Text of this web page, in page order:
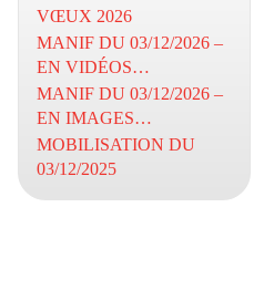
VŒUX 2026
MANIF DU 03/12/2026 –
EN VIDÉOS…
MANIF DU 03/12/2026 –
EN IMAGES…
MOBILISATION DU
03/12/2025